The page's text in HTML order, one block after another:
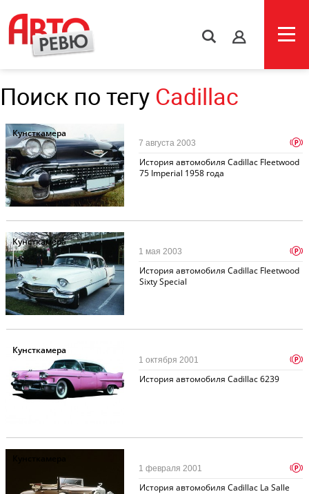
s
Поиск по тегу Cadillac
Кунсткамера
История автомобиля Cadillac Fleetwood
75 Imperial 1958 года
7 августа 2003 p
Кунсткамера
История автомобиля Cadillac Fleetwood
Sixty Special
1 мая 2003 p
Кунсткамера
История автомобиля Cadillac 6239
1 октября 2001 p
История автомобиля Cadillac La Salle
1 февраля 2001 p